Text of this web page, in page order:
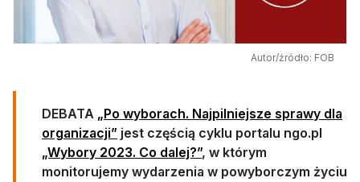
Autor/źródło: FOB
DEBATA „Po wyborach. Najpilniejsze sprawy dla
organizacji” jest częścią cyklu portalu ngo.pl
„Wybory 2023. Co dalej?”, w którym
monitorujemy wydarzenia w powyborczym życiu